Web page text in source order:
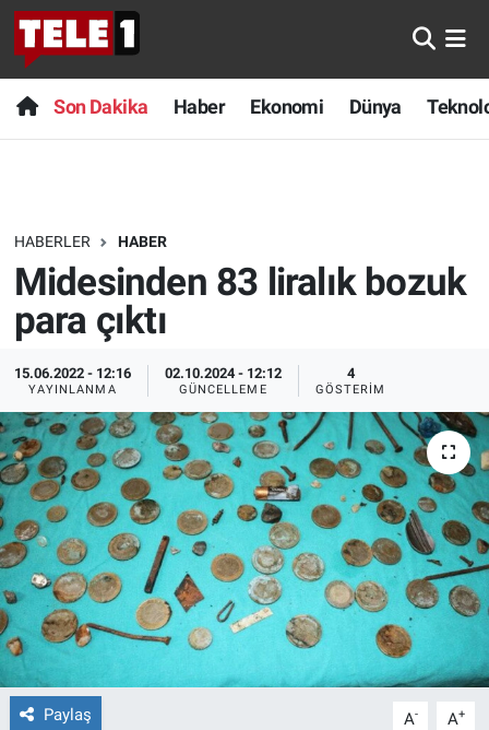
Son Dakika Haber Ekonomi Dünya
HABERLER HABER
Midesinden 83 liralık bozuk
para çıktı
15.06.2022 - 12:16
YAYINLANMA
02.10.2024 - 12:12
GÜNCELLEME
4
GÖSTERIM
Paylaş A- A+
Anında Manşet
Başka Sohbetler
Bilim turu
Bilim ve Teknoloji Evreni
Doğa Konuşuyor
Dünya
Ege Saati
Ege'den Esintiler
Eğitim
Eğlence
Ekonomi
Son Dakika
Haber
Dünya
Teknoloji
Sağlık
Spor
Yayın Akışı
İletişim
Nöbetçi Eczaneler
Hava Durumu
Trafik Durumu
Süper Lig Puan Durumu ve Fikstür
Tüm Manşetler
Son Dakika Haberleri
Haber Arşivi